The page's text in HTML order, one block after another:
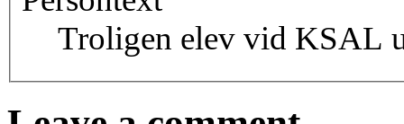
Troligen elev vid KSAL